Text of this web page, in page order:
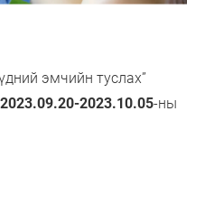
эмчийн туслах”
2023.09.20-2023.10.05-ны